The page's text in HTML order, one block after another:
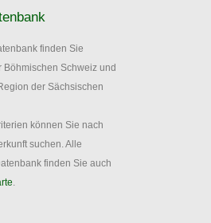
finden Sie
Böhmischen Schweiz und
der Sächsischen
können Sie nach
suchen. Alle
finden Sie auch
.